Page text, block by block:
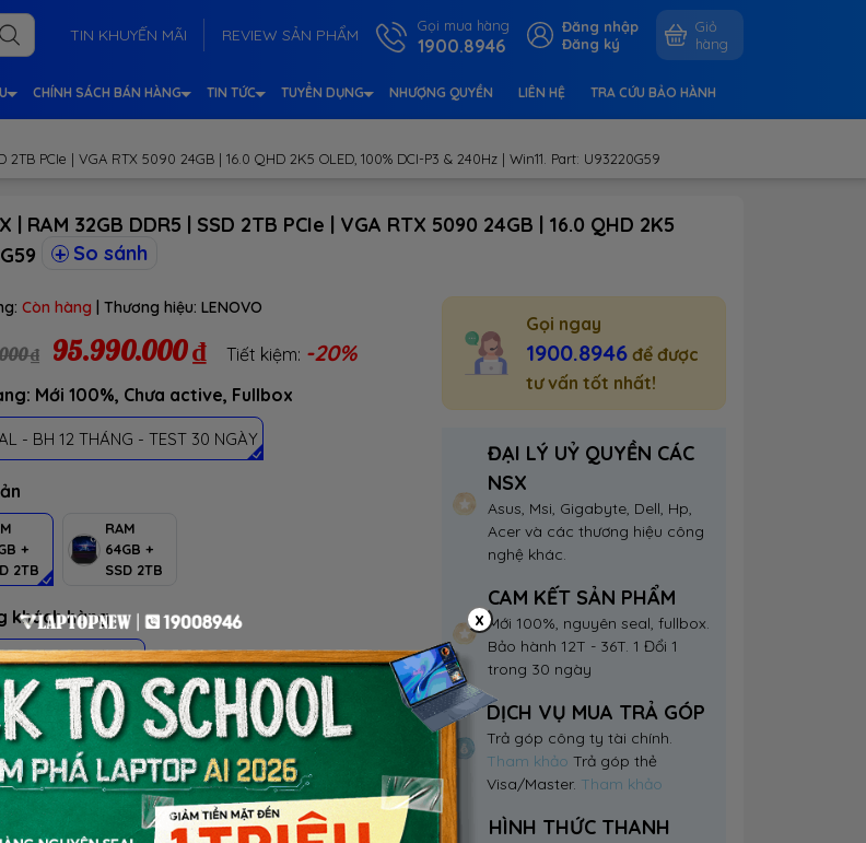
TIN KHUYẾN MÃI REVIEW SẢN PHẨM Gọi mua hàng
1900.8946
Đăng nhập
Đăng ký
Giỏ
hàng
CHÍNH SÁCH BÁN HÀNG TIN TỨC TUYỂN DỤNG NHƯỢNG QUYỀN LIÊN HỆ TRA CỨU BẢO HÀNH
PCIe | VGA RTX 5090 24GB | 16.0 QHD 2K5 OLED, 100% DCI-P3 & 240Hz | Win11. Part: U93220G59
RAM 32GB DDR5 | SSD 2TB PCIe | VGA RTX 5090 24GB | 16.0 QHD 2K5
So sánh
Còn hàng | Thương hiệu: LENOVO
₫ 95.990.000 ₫ Tiết kiệm: -20%
Mới 100%, Chưa active, Fullbox
- BH 12 THÁNG - TEST 30 NGÀY
+
2TB
RAM
64GB +
SSD 2TB
khách hàng
VIÊN & NVVP
Thêm vào giỏ
MUA NGAY
(Giao tận nơi hoặc lấy tại cửa hàng)
Gọi ngay
1900.8946 để được
tư vấn tốt nhất!
ĐẠI LÝ UỶ QUYỀN CÁC
NSX
Asus, Msi, Gigabyte, Dell, Hp,
Acer và các thương hiệu công
nghệ khác.
CAM KẾT SẢN PHẨM
Mới 100%, nguyên seal, fullbox.
Bảo hành 12T - 36T. 1 Đổi 1
trong 30 ngày
DỊCH VỤ MUA TRẢ GÓP
Trả góp công ty tài chính.
Tham khảoTrả góp thẻ
Visa/Master. Tham khảo
HÌNH THỨC THANH
x